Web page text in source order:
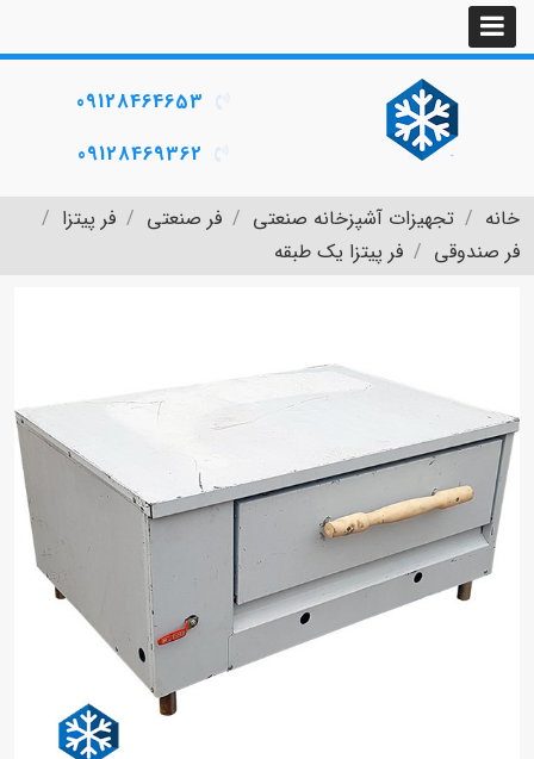
09128464653
09128469362
خانه تجهیزات آشپزخانه صنعتی فر صنعتی
فر پیتزا
فر صندوقی
فر پیتزا یک طبقه